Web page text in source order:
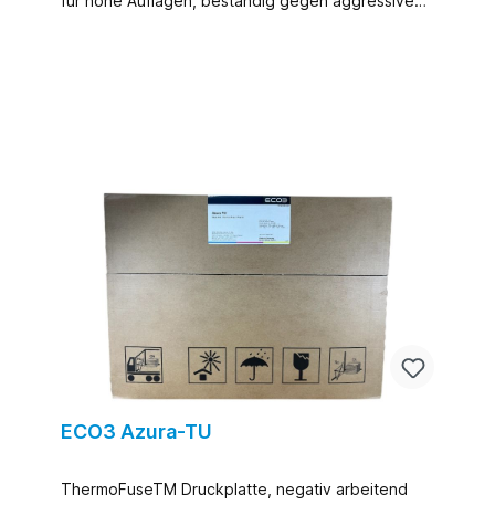
ECO3 Azura-TU
ThermoFuseTM Druckplatte, negativ arbeitend